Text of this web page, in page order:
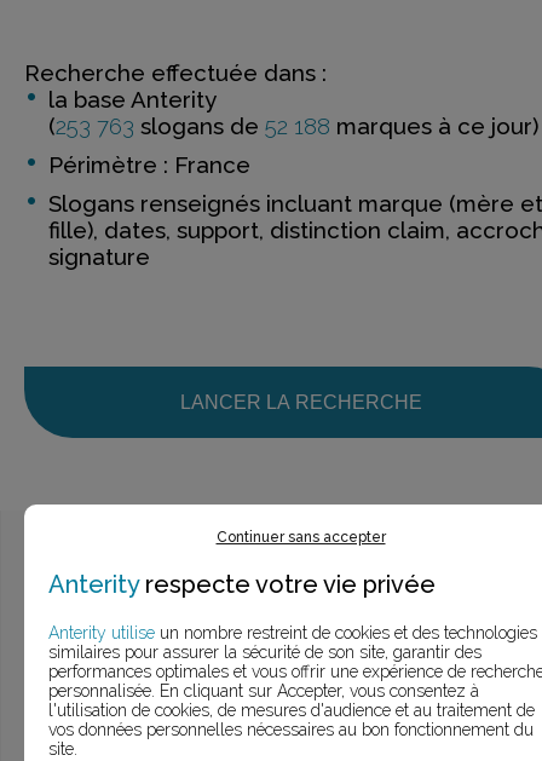
Recherche effectuée dans :
la base Anterity
(253 763 slogans de 52 188 marques à ce jour)
Périmètre : France
Slogans renseignés incluant marque (mère et
fille), dates, support, distinction claim,
signature
LANCER LA RECHERCHE
Ce n’est pas exactement ce que je recherche
> Voir larecherche approfondie
> Voir larecherche personnalisée
Continuer sans accepter
Anterityrespecte votre vie privée
Anterity utilise un nombre restreint de cookies et des technologies
similaires pour assurer la sécurité de son site, garantir des
performances optimales et vous offrir une expérience de
personnalisée. En cliquant sur Accepter, vous consentez à
l'utilisation de cookies, de mesures d'audience et au traitement de
vos données personnelles nécessaires au bon fonctionnement du
site.